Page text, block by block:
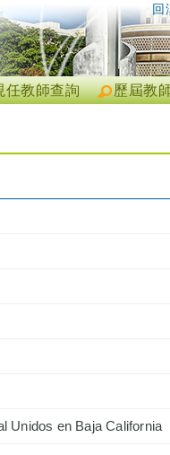
回
歷屆教
任教師查詢
Unidos en Baja California